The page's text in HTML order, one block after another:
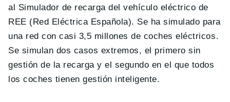
al Simulador de recarga del vehículo eléctrico de
REE (Red Eléctrica Española). Se ha simulado para
una red con casi 3,5 millones de coches eléctricos.
Se simulan dos casos extremos, el primero sin
gestión de la recarga y el segundo en el que todos
los coches tienen gestión inteligente.